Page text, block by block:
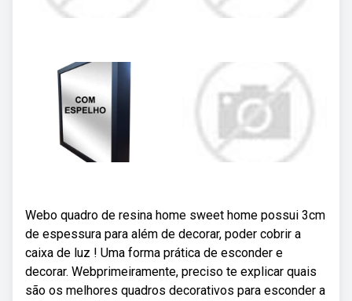
Webo quadro de resina home sweet home possui 3cm
de espessura para além de decorar, poder cobrir a
caixa de luz ! Uma forma prática de esconder e
decorar. Webprimeiramente, preciso te explicar quais
são os melhores quadros decorativos para esconder a